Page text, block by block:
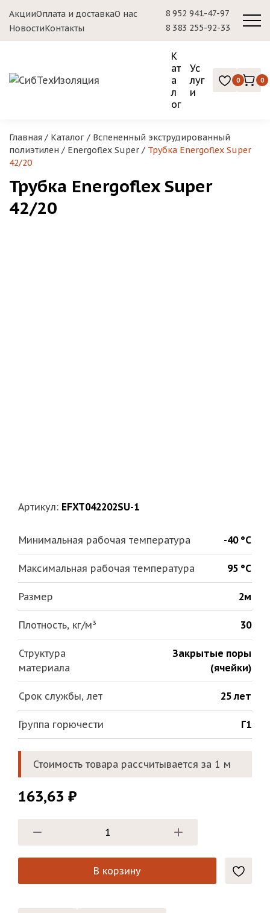
АкцииОплата и доставкаО нас
НовостиКонтакты
8 952 941-47-97
8 383 255-92-33
К
ат
а
л
ог
Ус
луг
и
0 0
Главная / Каталог / Вспененный экструдированный
полиэтилен / Energoflex Super / Трубка Energoflex Super
42/20
Трубка Energoflex Super
42/20
Артикул: EFXT042202SU-1
Минимальная рабочая температура -40 °С
Максимальная рабочая температура 95 °С
Размер 2м
Плотность, кг/м³ 30
Структура
материала
Закрытые поры
(ячейки)
Срок службы, лет 25 лет
Группа горючести Г1
Стоимость товара рассчитывается за 1 м
163,63 ₽
В корзину